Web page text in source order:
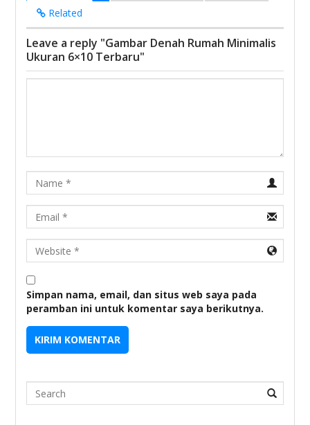
Related
Leave a reply "Gambar Denah Rumah Minimalis
Ukuran 6×10 Terbaru"
Name
Email
URL
Simpan nama, email, dan situs web saya pada
peramban ini untuk komentar saya berikutnya.
Search